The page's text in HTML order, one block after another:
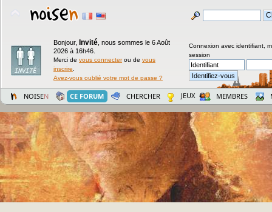
Bonjour, Invité nous sommes le 6 Août
2026 à 16h46.
Merci de vous connecterou de vous
inscrire
Avez-vous oublié votre mot de passe ?
Connexion avec identifiant,
session
NOISEN CE FORUM CHERCHER JEUX MEMBRES